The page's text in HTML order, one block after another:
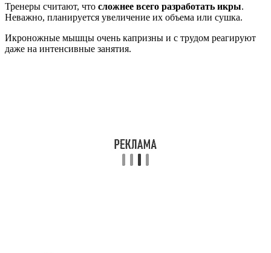
Тренеры считают, что сложнее всего разработать икры.
Неважно, планируется увеличение их объема или сушка.
Икроножные мышцы очень капризны и с трудом реагируют
даже на интенсивные занятия.